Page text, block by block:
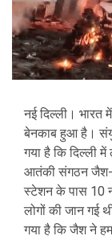
नई दिल्ली। भारत
बेनकाब हुआ है।
गया है कि दिल्ली
आतंकी संगठन जैश-
स्टेशन के पास 10
लोगों की जान गई
गया है कि जैश ने